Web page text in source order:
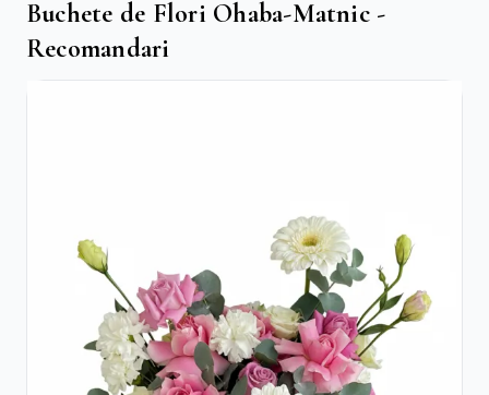
Buchete de Flori Ohaba-Matnic -
Recomandari